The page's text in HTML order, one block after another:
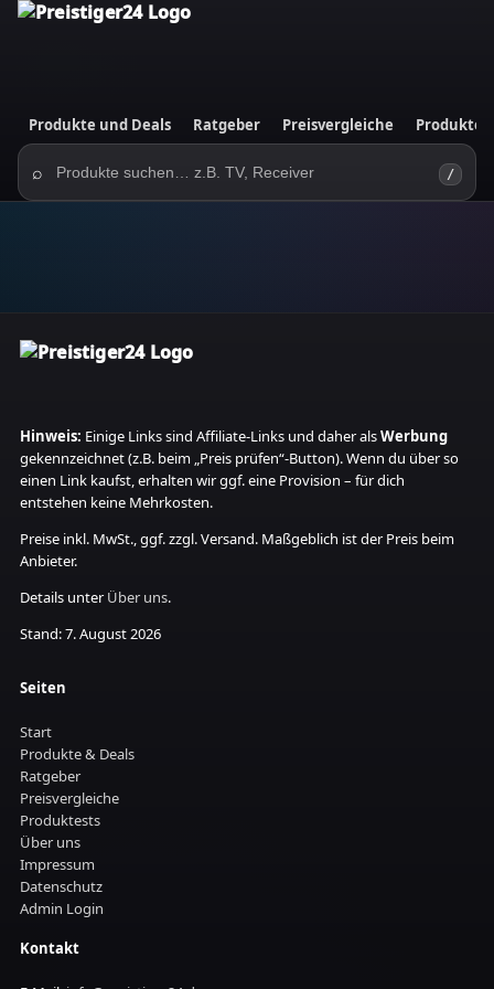
Produkte und Deals Ratgeber Preisvergleiche
⌕ /
Hinweis: Einige Links sind Affiliate‑Links und daher alsWerbung
gekennzeichnet (z.B. beim „Preis prüfen“-Button). Wenn du über so
einen Link kaufst, erhalten wir ggf. eine Provision – für dich
entstehen keine Mehrkosten.
Preise inkl. MwSt., ggf. zzgl. Versand. Maßgeblich ist der Preis beim
Anbieter.
Details unter Über uns.
Stand: 7. August 2026
Seiten
Start
Produkte & Deals
Ratgeber
Preisvergleiche
Produktests
Über uns
Impressum
Datenschutz
Admin Login
Kontakt